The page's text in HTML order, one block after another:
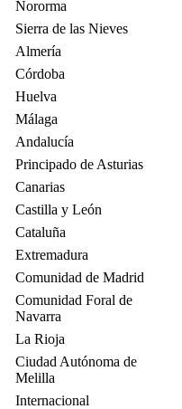
Nororma
Sierra de las Nieves
Almería
Córdoba
Huelva
Málaga
Andalucía
Principado de Asturias
Canarias
Castilla y León
Cataluña
Extremadura
Comunidad de Madrid
Comunidad Foral de
Navarra
La Rioja
Ciudad Autónoma de
Melilla
Internacional